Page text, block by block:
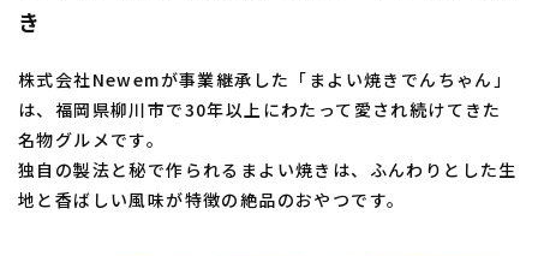
プライバシーポリシー
お問い合わせ
お知らせ
スタッフブログ
き
株式会社Newemが事業継承した「まよい焼きでんちゃん」
は、福岡県柳川市で30年以上にわたって愛され続けてきた
名物グルメです。
独自の製法と秘で作られるまよい焼きは、ふんわりとした生
地と香ばしい風味が特徴の絶品のおやつです。